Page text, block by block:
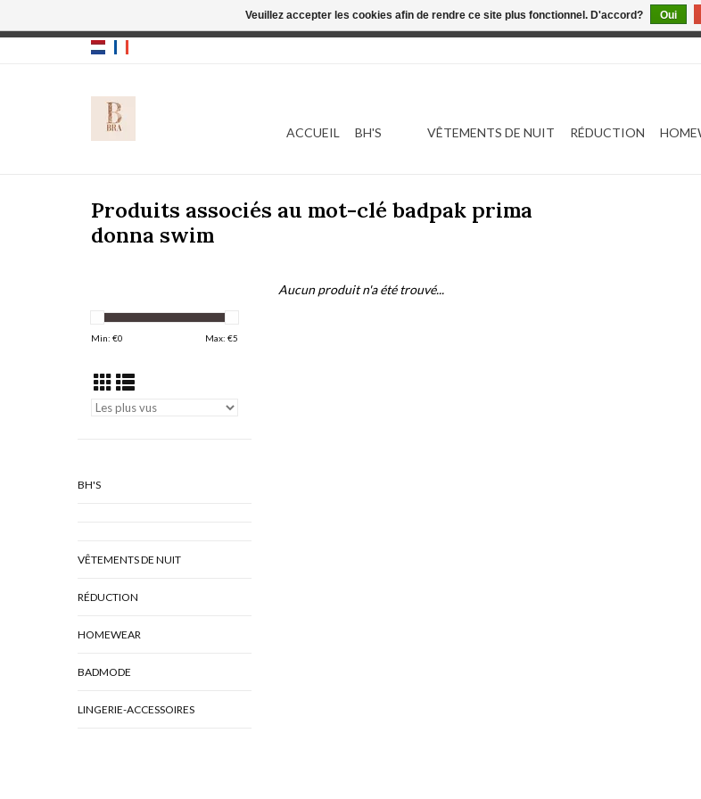
ACCUEIL BH'S VÊTEMENTS DE NUIT RÉDUCTION
Produits associés au mot-clé badpak prima
donna swim
Min: €0 Max: €5
BH'S
VÊTEMENTS DE NUIT
RÉDUCTION
HOMEWEAR
BADMODE
LINGERIE-ACCESSOIRES
Aucun produit n'a été trouvé...
Veuillez accepter les cookies afin de rendre ce site plus fonctionnel. D'accord? Oui
Cette boutique est en construction. Toute commande passée